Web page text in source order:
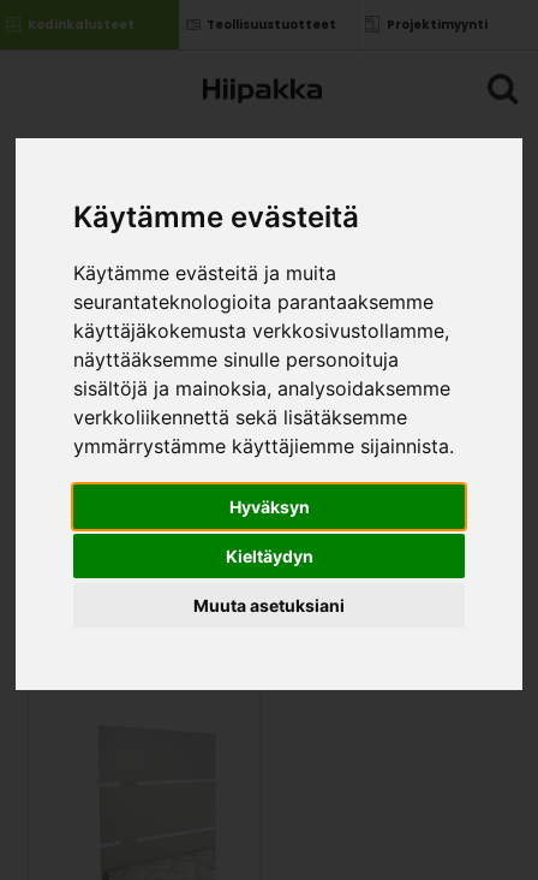
Käytämme evästeitä
Käytämme evästeitä ja muita
seurantateknologioita parantaaksemme
käyttäjäkokemusta verkkosivustollamme,
näyttääksemme sinulle personoituja
sisältöjä ja mainoksia, analysoidaksemme
verkkoliikennettä sekä lisätäksemme
ymmärrystämme käyttäjiemme sijainnista.
Hyväksyn
Kieltäydyn
Muuta asetuksiani
Kodinkalusteet Teollisuustuotteet Projektimyynti
Sängynpääty 160 cm